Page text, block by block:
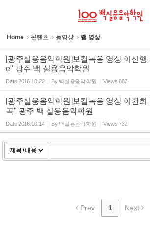
Home 콘텐츠 동영상 랩 영상
[광주실용음악학원]보컬녹음 영상 이신행
e" 광주 백 실용음악학원
Date2016.10.22 By 백실용음악학원 Views 887
[광주실용음악학원]보컬녹음 영상 이환희
곡" 광주 백 실용음악학원
Date2016.10.14 By 백실용음악학원 Views 732
Prev 1 Next